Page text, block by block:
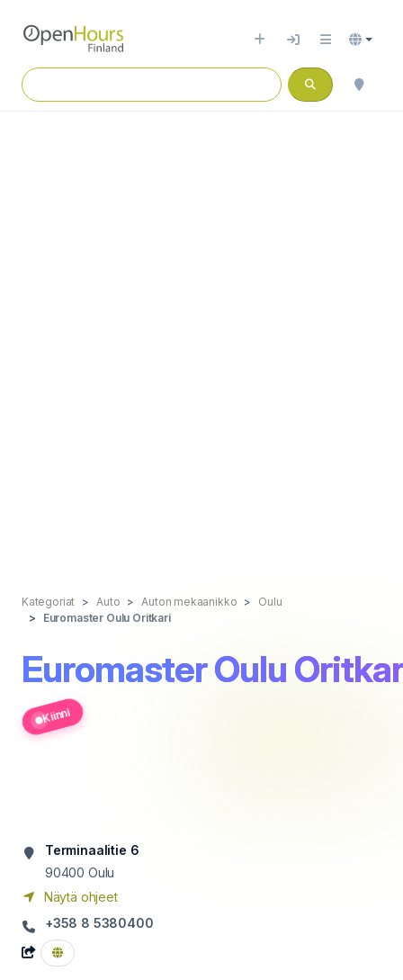
Kategoriat Auto Auton mekaanikko
Oulu
Euromaster Oulu Oritkari
Euromaster Oulu
Kiinni
Terminaalitie 6
90400 Oulu
Näytä ohjeet
+358 8 5380400